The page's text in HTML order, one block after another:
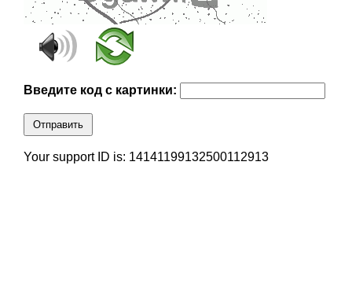
Введите код с картинки:
Отправить
Your support ID is: 14141199132500112913